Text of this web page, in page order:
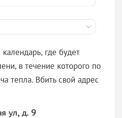
где будет
в течение которого по
тепла. Вбить свой адрес